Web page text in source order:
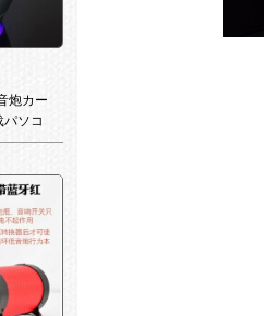
炮カー
パソコ
ー大音
発行さ